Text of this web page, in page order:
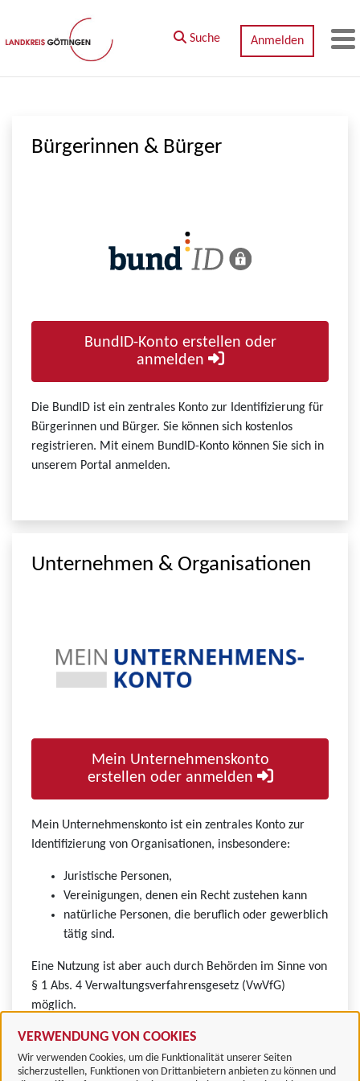
Zum Hauptinhalt springen
VERWENDUNG VON COOKIES
Wir verwenden Cookies, um die Funktionalität unserer Seiten
sicherzustellen, Funktionen von Drittanbietern anbieten zu können und
Suche Anmelden
Bürgerinnen & Bürger
BundID-Konto erstellen oder
anmelden
Die BundID ist ein zentrales Konto zur Identifizierung für
Bürgerinnen und Bürger. Sie können sich kostenlos
registrieren. Mit einem BundID-Konto können Sie sich in
unserem Portal anmelden.
Unternehmen & Organisationen
Mein Unternehmenskonto
erstellen oder anmelden
Mein Unternehmenskonto ist ein zentrales Konto zur
Identifizierung von Organisationen, insbesondere:
Juristische Personen,
Vereinigungen, denen ein Recht zustehen kann
natürliche Personen, die beruflich oder gewerblich
tätig sind.
Eine Nutzung ist aber auch durch Behörden im Sinne von
§ 1 Abs. 4 Verwaltungsverfahrensgesetz (VwVfG)
möglich.